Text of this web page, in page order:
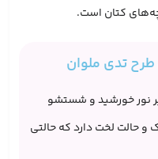
کتان است.
طرح تدی ملوان
نور خورشید و شستشو
و حالت لخت دارد که حالتی